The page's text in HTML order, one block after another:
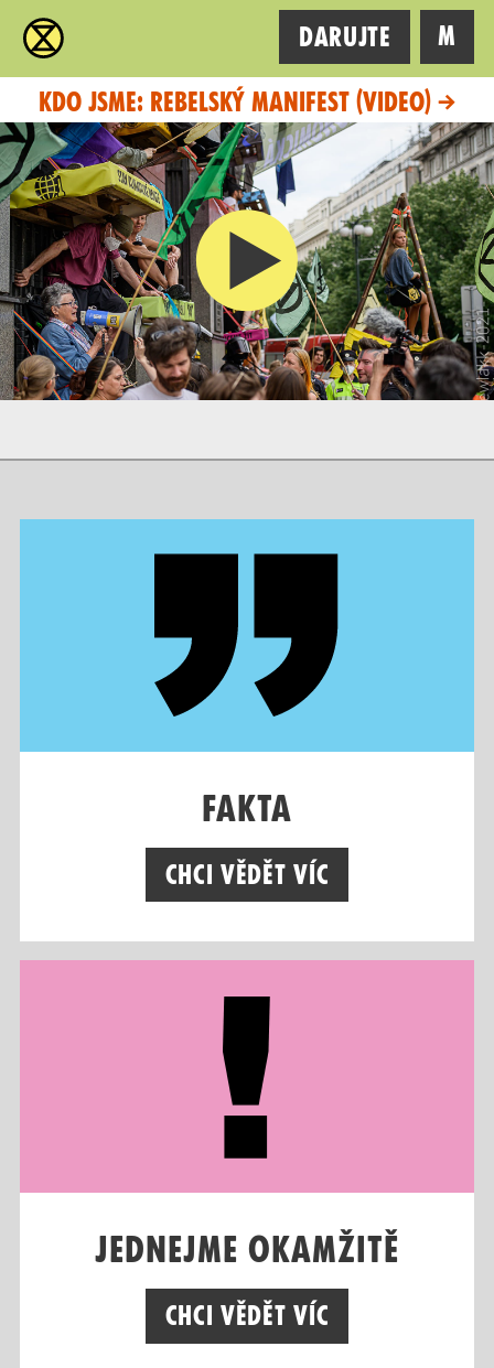
Darujte M
Kdo jsme: rebelský manifest (video) →
Fakta
Chci vědět víc
Jednejme okamžitě
Chci vědět víc